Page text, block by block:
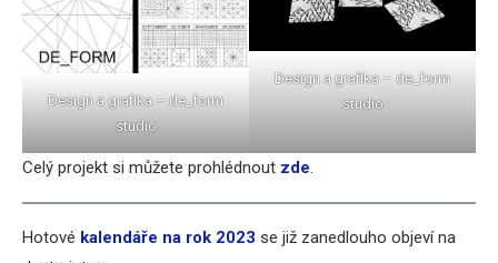
Design a grafika – de_form
studio
Design a grafika – de_form
studio
Celý projekt si můžete prohlédnout zde.
Hotové kalendáře na rok 2023 se již zanedlouho objeví na